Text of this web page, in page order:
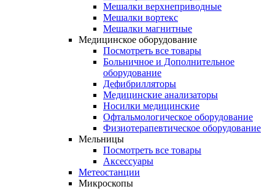
Мешалки верхнеприводные
Мешалки вортекс
Мешалки магнитные
Медицинское оборудование
Посмотреть все товары
Больничное и Дополнительное
оборудование
Дефибрилляторы
Медицинские анализаторы
Носилки медицинские
Офтальмологическое оборудование
Физиотерапевтическое оборудование
Мельницы
Посмотреть все товары
Аксессуары
Метеостанции
Микроскопы